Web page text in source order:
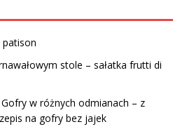
patison
stole – sałatka frutti di
w różnych odmianach – z
na gofry bez jajek